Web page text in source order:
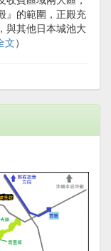
』的範圍，正殿充
與其他日本城池大
文）